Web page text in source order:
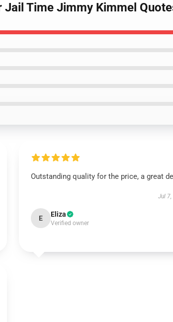
Time Jimmy Kimmel
Outstanding quality for the price, a great
Jul
E Eliza
Verified owner